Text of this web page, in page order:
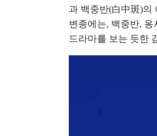
과 백중반(白中斑)의
변종에는, 백중반,
드라마를 보는 듯한